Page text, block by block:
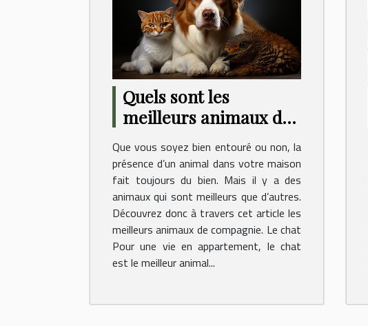
Quels sont les
meilleurs animaux de
Que vous soyez bien entouré ou non, la
présence d’un animal dans votre maison
fait toujours du bien. Mais il y a des
animaux qui sont meilleurs que d’autres.
Découvrez donc à travers cet article les
meilleurs animaux de compagnie. Le chat
Pour une vie en appartement, le chat
est le meilleur animal...